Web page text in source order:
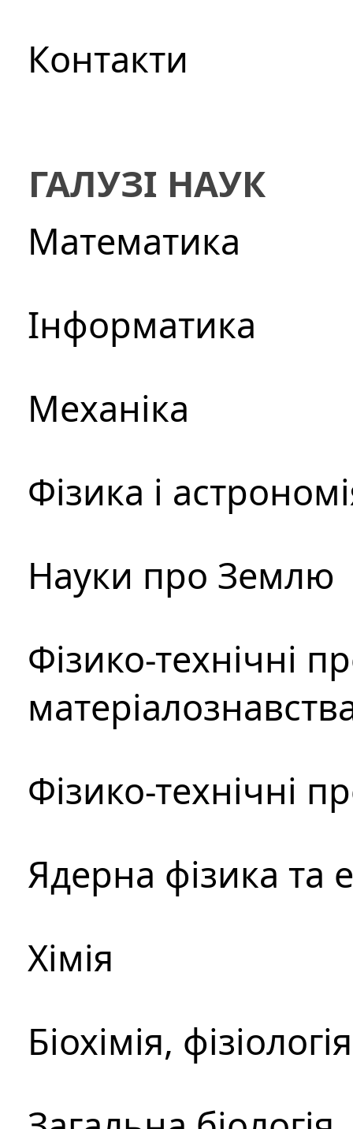
Контакти
ГАЛУЗІ НАУК
Математика
Інформатика
Механіка
Фізика і
Науки про Землю
Фізико-технічні
Фізико-технічні
Ядерна фізика та
Хімія
Біохімія,